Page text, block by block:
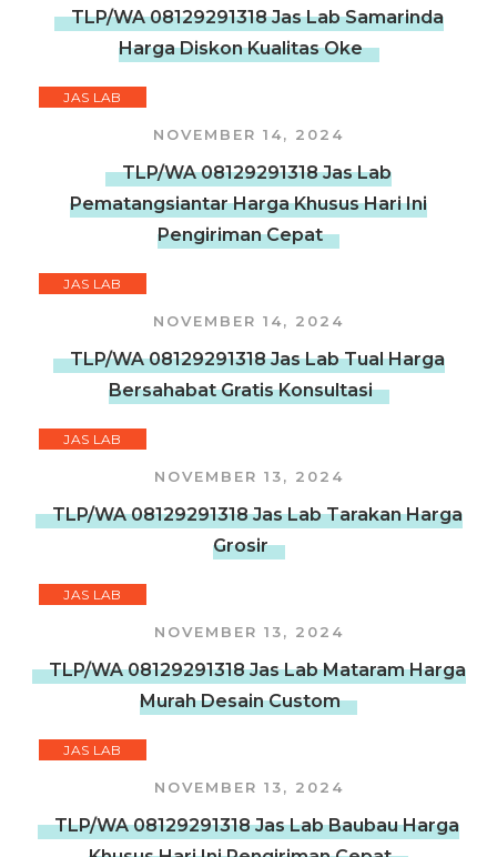
TLP/WA 08129291318 Jas Lab Samarinda
Harga Diskon Kualitas Oke
JAS LAB
NOVEMBER 14, 2024
TLP/WA 08129291318 Jas Lab
Pematangsiantar Harga Khusus Hari Ini
Pengiriman Cepat
JAS LAB
NOVEMBER 14, 2024
TLP/WA 08129291318 Jas Lab Tual Harga
Bersahabat Gratis Konsultasi
JAS LAB
NOVEMBER 13, 2024
TLP/WA 08129291318 Jas Lab Tarakan Harga
Grosir
JAS LAB
NOVEMBER 13, 2024
TLP/WA 08129291318 Jas Lab Mataram Harga
Murah Desain Custom
JAS LAB
NOVEMBER 13, 2024
TLP/WA 08129291318 Jas Lab Baubau Harga